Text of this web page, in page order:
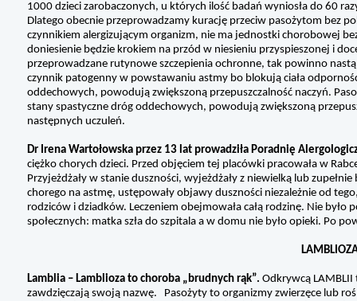
1000 dzieci zarobaczonych, u których ilość badań wyniosła do 60
Dlatego obecnie przeprowadzamy kurację przeciw pasożytom bez
czynnikiem alergizującym organizm, nie ma jednostki chorobowej
doniesienie będzie krokiem na przód w niesieniu przyspieszonej i
przeprowadzane rutynowe szczepienia ochronne, tak powinno
czynnik patogenny w powstawaniu astmy bo blokują ciała
oddechowych, powodują zwiększoną przepuszczalność naczyń.
stany spastyczne dróg oddechowych, powodują zwiększoną
następnych uczuleń.
Dr Irena Wartołowska przez 13 lat prowadziła Poradnię
ciężko chorych dzieci. Przed objęciem tej placówki pracowała w
Przyjeżdżały w stanie duszności, wyjeżdżały z niewielką lub
chorego na astmę, ustępowały objawy duszności niezależnie od
rodziców i dziadków. Leczeniem obejmowała całą rodzinę. Nie
społecznych: matka szła do szpitala a w domu nie było opieki. Po
Lamblia – Lamblioza to choroba „brudnych rąk”. Odkrywcą LAMBLII
zawdzięczają swoją nazwę. Pasożyty to organizmy zwierzęce lub